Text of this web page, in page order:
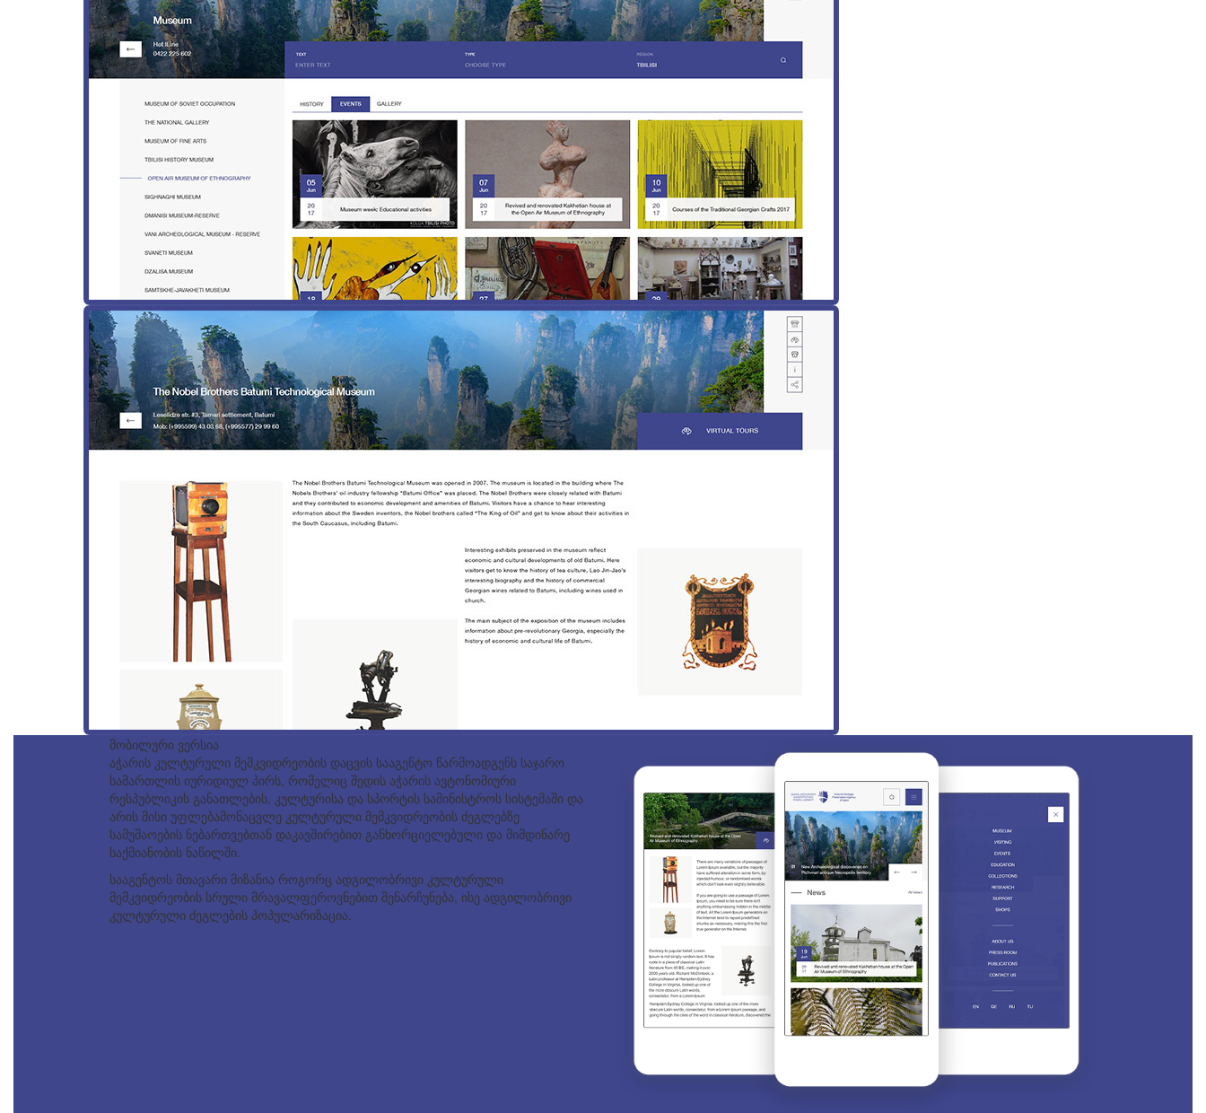
მობილური ვერსია
აჭარის კულტურული მემკვიდრეობის დაცვის სააგენტო წარმოადგენს საჯარო
სამართლის იურიდიულ პირს, რომელიც შედის აჭარის ავტონომიური
რესპუბლიკის განათლების, კულტურისა და სპორტის სამინისტროს სისტემაში და
არის მისი უფლებამონაცვლე კულტურული მემკვიდრეობის ძეგლებზე
სამუშაოების ნებართვებთან დაკავშირებით განხორციელებული და მიმდინარე
საქმიანობის ნაწილში.
სააგენტოს მთავარი მიზანია როგორც ადგილობრივი კულტურული
მემკვიდრეობის სრული მრავალფეროვნებით შენარჩუნება, ისე ადგილობრივი
კულტურული ძეგლების პოპულარიზაცია.